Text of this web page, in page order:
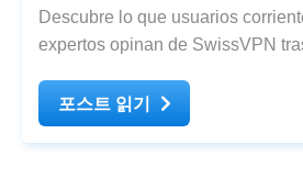
Descubre lo que usuarios
expertos opinan de SwissVPN
포스트 읽기